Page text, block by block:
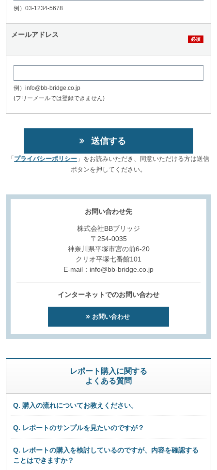
例）03-1234-5678
メールアドレス
例）info@bb-bridge.co.jp
(フリーメールでは登録できません)
「 プライバシーポリシー 」をお読みいただき、同意いただける方は送信
ボタンを押してください。
お問い合わせ先
株式会社BBブリッジ
〒254-0035
神奈川県平塚市宮の前6-20
クリオ平塚七番館101
E-mail：info@bb-bridge.co.jp
インターネットでのお問い合わせ
お問い合わせ
レポート購入に関する
よくある質問
Q. 購入の流れについてお教えください。
Q. レポートのサンプルを見たいのですが？
Q. レポートの購入を検討しているのですが、内容を確認する
ことはできますか？